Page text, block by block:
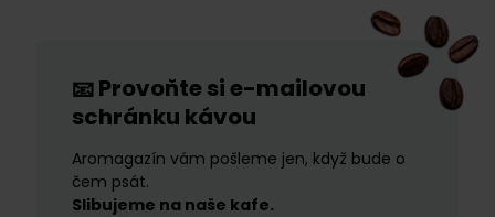
📧Provoňte si e-mailovou
schránku kávou
Aromagazín vám pošleme jen, když bude o
čem psát.
Slibujeme na naše kafe.